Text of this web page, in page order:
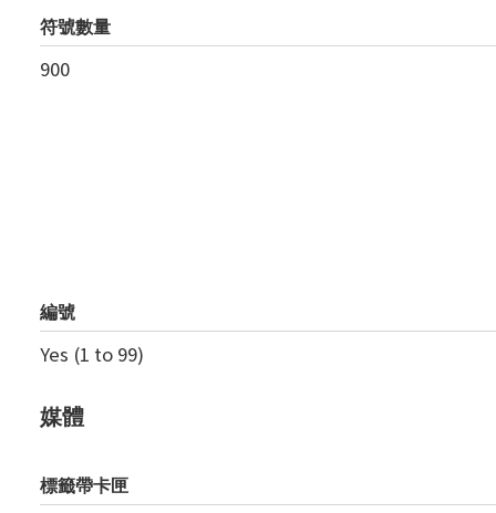
符號數量
900
編號
Yes (1 to 99)
媒體
標籤帶卡匣